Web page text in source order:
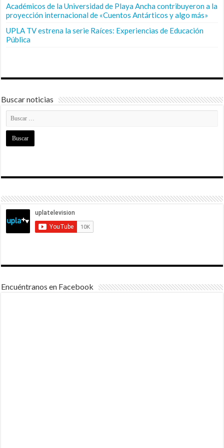
Académicos de la Universidad de Playa Ancha contribuyeron a la
proyección internacional de «Cuentos Antárticos y algo más»
UPLA TV estrena la serie Raíces: Experiencias de Educación
Pública
Buscar noticias
Encuéntranos en Facebook